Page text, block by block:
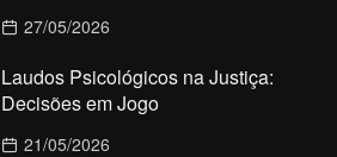
27/05/2026
Laudos Psicológicos na Justiça:
Decisões em Jogo
21/05/2026